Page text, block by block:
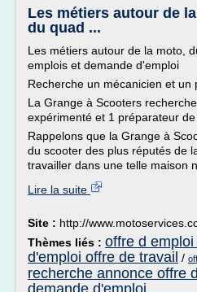
Les métiers autour de
du quad ...
Les métiers autour de la moto,
emplois et demande d'emploi
Recherche un mécanicien et un
La Grange à Scooters
expérimenté et 1 préparateur de
Rappelons que la Grange à
du scooter des plus réputés de
travailler dans une telle maison
Lire la suite
Site : http://
Thèmes liés : offre d
d'emploi offre de travail /
recherche annonce offre
demande d'emploi